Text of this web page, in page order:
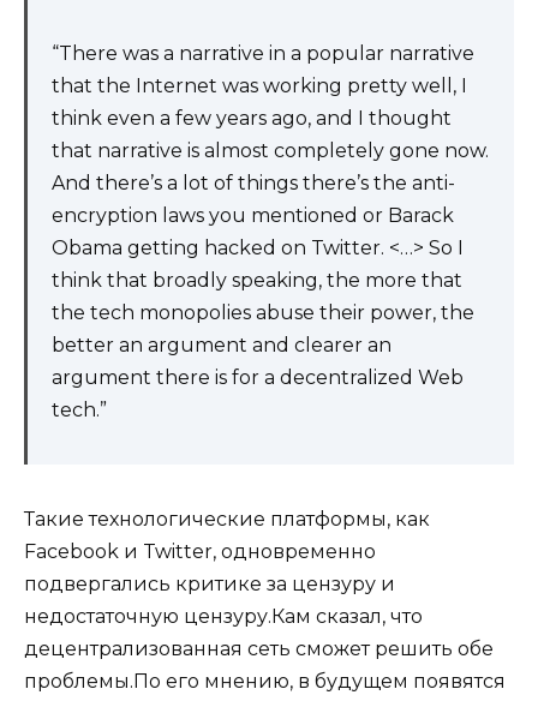
“There was a narrative in a popular narrative
that the Internet was working pretty well, I
think even a few years ago, and I thought
that narrative is almost completely gone now.
And there’s a lot of things there’s the anti-
encryption laws you mentioned or Barack
Obama getting hacked on Twitter. <…> So I
think that broadly speaking, the more that
the tech monopolies abuse their power, the
better an argument and clearer an
argument there is for a decentralized Web
tech.”
Такие технологические платформы, как
Facebook и Twitter, одновременно
подвергались критике за цензуру и
недостаточную цензуру.Кам сказал, что
децентрализованная сеть сможет решить обе
проблемы.По его мнению, в будущем появятся